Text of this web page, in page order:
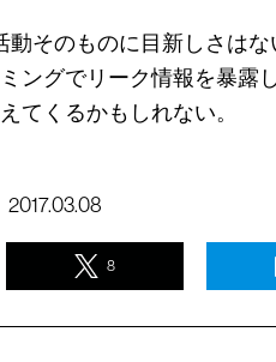
動そのものに目新しさは
ングでリーク情報を暴露
てくるかもしれない。
2017.03.08
8